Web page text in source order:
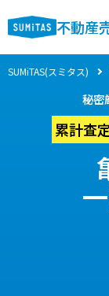
不動産
SUMiTAS(スミタス)
秘密
累計査